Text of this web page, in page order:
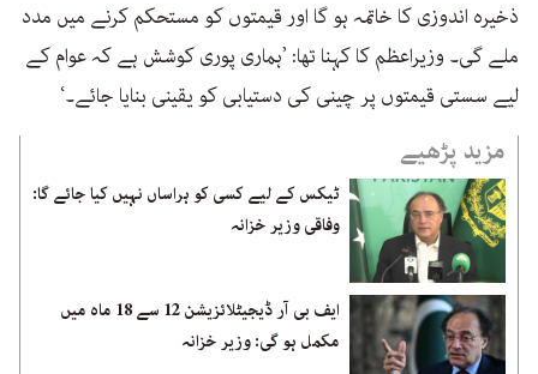
ذخیرہ اندوزی کا خاتمہ ہو گا اور قیمتوں کو مستحکم کرنے میں مدد
ملے گی۔ وزیراعظم کا کہنا تھا: ’ہماری پوری کوشش ہے کہ عوام کے
لیے سستی قیمتوں پر چینی کی دستیابی کو یقینی بنایا جائے۔‘
مزید پڑھیے
ٹیکس کے لیے کسی کو ہراساں نہیں کیا جائے گا:
وفاقی وزیر خزانہ
ایف بی آر ڈیجیٹلائزیشن 12 سے 18 ماہ میں
مکمل ہو گی: وزیر خزانہ